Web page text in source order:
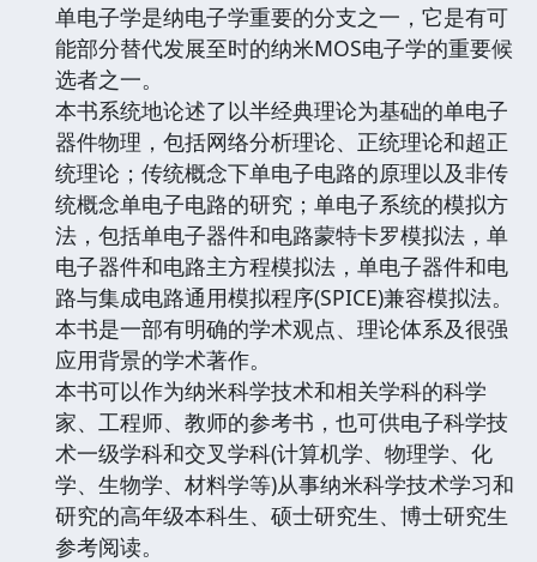
单电子学是纳电子学重要的分支之一，它是有可
能部分替代发展至时的纳米MOS电子学的重要候
选者之一。
本书系统地论述了以半经典理论为基础的单电子
器件物理，包括网络分析理论、正统理论和超正
统理论；传统概念下单电子电路的原理以及非传
统概念单电子电路的研究；单电子系统的模拟方
法，包括单电子器件和电路蒙特卡罗模拟法，单
电子器件和电路主方程模拟法，单电子器件和电
路与集成电路通用模拟程序(SPICE)兼容模拟法。
本书是一部有明确的学术观点、理论体系及很强
应用背景的学术著作。
本书可以作为纳米科学技术和相关学科的科学
家、工程师、教师的参考书，也可供电子科学技
术一级学科和交叉学科(计算机学、物理学、化
学、生物学、材料学等)从事纳米科学技术学习和
研究的高年级本科生、硕士研究生、博士研究生
参考阅读。